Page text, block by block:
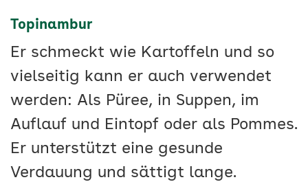
Topinambur
Er schmeckt wie Kartoffeln und so
vielseitig kann er auch verwendet
werden: Als Püree, in Suppen, im
Auflauf und Eintopf oder als Pommes.
Er unterstützt eine gesunde
Verdauung und sättigt lange.